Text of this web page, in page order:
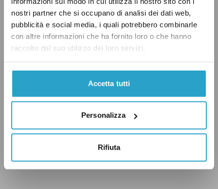
nostri partner che si occupano di analisi dei dati web,
pubblicità e social media, i quali potrebbero combinarle
con altre informazioni che ha fornito loro o che hanno
raccolto dal suo utilizzo dei loro servizi.
Accetta tutti
Personalizza
Rifiuta